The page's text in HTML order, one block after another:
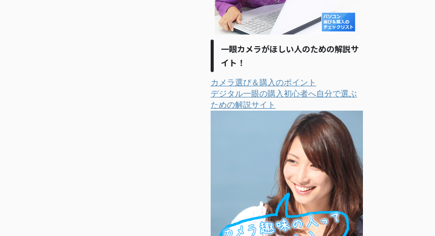
一眼カメラがほしい人のための解説サ
イト！
カメラ選び＆購入のポイント
デジタル一眼の購入初心者へ自分で選ぶ
ための解説サイト